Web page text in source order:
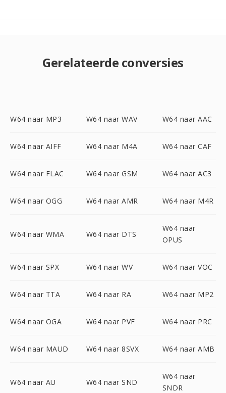
Gerelateerde conversies
W64 naar MP3 W64 naar WAV W64 naar AAC
W64 naar AIFF W64 naar M4A W64 naar CAF
W64 naar FLAC W64 naar GSM W64 naar AC3
W64 naar OGG W64 naar AMR W64 naar M4R
W64 naar WMA W64 naar DTS
W64 naar
OPUS
W64 naar SPX W64 naar WV W64 naar VOC
W64 naar TTA W64 naar RA W64 naar MP2
W64 naar OGA W64 naar PVF W64 naar PRC
W64 naar MAUD W64 naar 8SVX W64 naar AMB
W64 naar AU W64 naar SND
W64 naar
SNDR